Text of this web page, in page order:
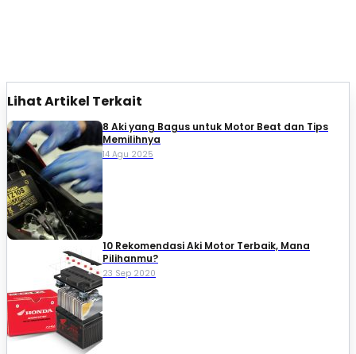
Lihat Artikel Terkait
8 Aki yang Bagus untuk Motor Beat dan Tips
Memilihnya​
14 Agu 2025
10 Rekomendasi Aki Motor Terbaik, Mana
Pilihanmu?
23 Sep 2020